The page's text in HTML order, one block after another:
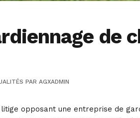
de
PAR AGXADMIN
opposant une entreprise de